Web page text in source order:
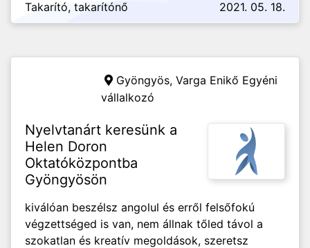
Takarító, takarítónő 2021. 05. 18.
Gyöngyös, Varga Enikő Egyéni
vállalkozó
Nyelvtanárt keresünk a
Helen Doron
Oktatóközpontba
Gyöngyösön
kiválóan beszélsz angolul és erről felsőfokú
végzettséged is van, nem állnak tőled távol a
szokatlan és kreatív megoldások, szeretsz